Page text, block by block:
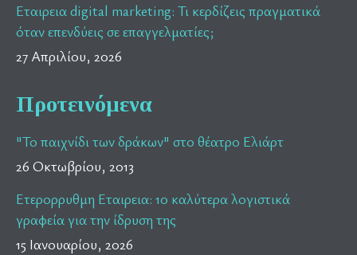
Εταιρεια digital marketing: Τι κερδίζεις πραγματικά
όταν επενδύεις σε επαγγελματίες;
27 Απριλίου, 2026
Προτεινόμενα
"Το παιχνίδι των δράκων" στο θέατρο Ελιάρτ
26 Οκτωβρίου, 2013
Ετερορρυθμη Εταιρεια: 10 καλύτερα λογιστικά
γραφεία για την ίδρυση της
15 Ιανουαρίου, 2026